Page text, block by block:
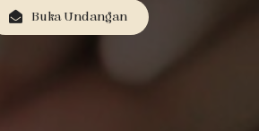
Buka Undangan